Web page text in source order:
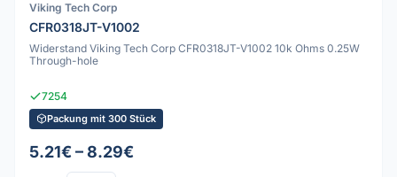
Viking Tech Corp
CFR0318JT-V1002
Widerstand Viking Tech Corp CFR0318JT-V1002 10k Ohms 0.25W
Through-hole
7254
Packung mit 300 Stück
5.21€ – 8.29€